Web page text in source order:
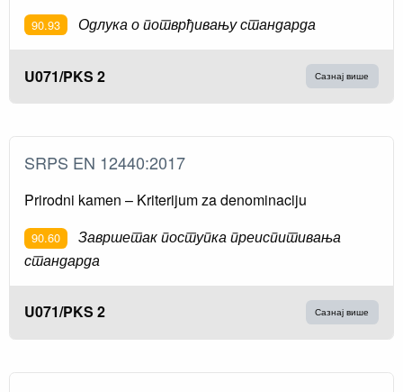
90.93 Одлука о потврђивању стандарда
U071/PKS 2 Сазнај више
SRPS EN 12440:2017
Prirodni kamen – Kriterijum za denominaciju
90.60
Завршетак поступка преиспитивања
стандарда
U071/PKS 2 Сазнај више